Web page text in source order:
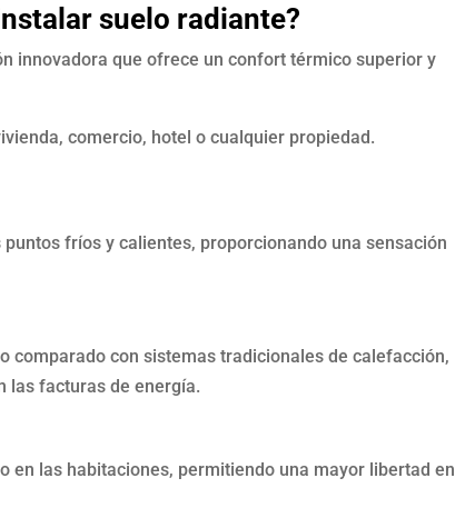
suelo radiante?
innovadora que ofrece un confort térmico superior y
comercio, hotel o cualquier propiedad.
fríos y calientes, proporcionando una sensación
comparado con sistemas tradicionales de calefacción,
las facturas de energía.
en las habitaciones, permitiendo una mayor libertad en